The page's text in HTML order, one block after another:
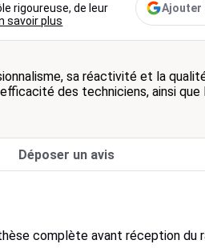
rigoureuse, de leur
savoir plus
Ajouter
sa réactivité et la
des techniciens, ainsi que
Déposer un avis
complète avant réception du